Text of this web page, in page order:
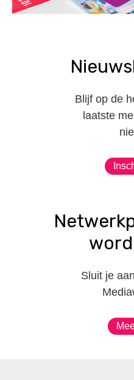
Blijf op de
laatste
Sluit je